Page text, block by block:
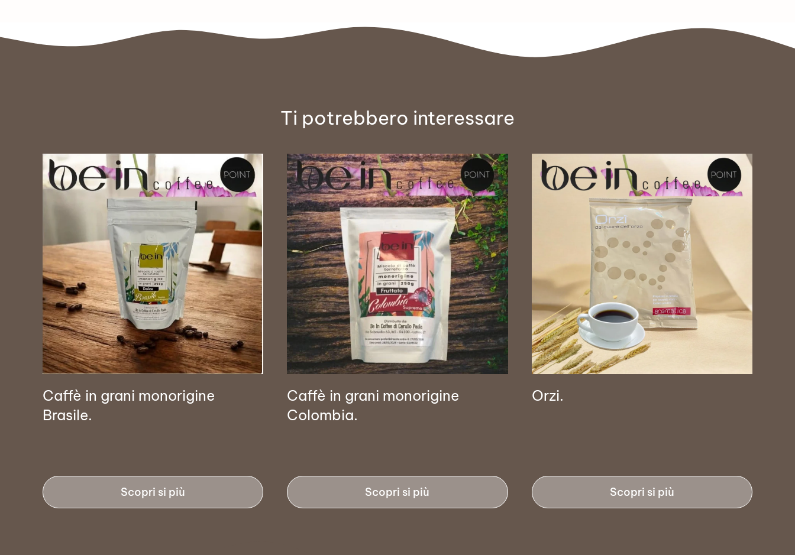
Ti potrebbero interessare
Caffè in grani monorigine
Brasile.
Scopri si più
Caffè in grani monorigine
Colombia.
Scopri si più
Orzi.
Scopri si più